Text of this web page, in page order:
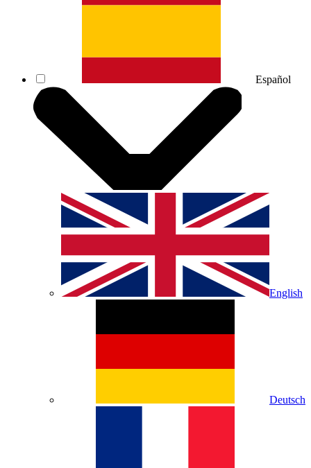
Español
English
Deutsch